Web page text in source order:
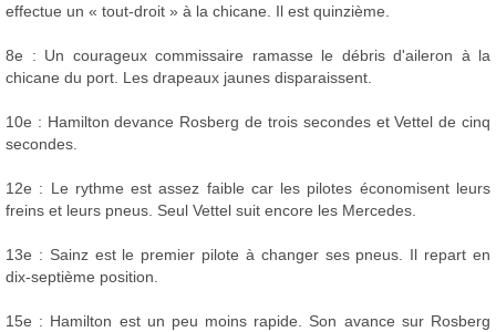
effectue un « tout-droit » à la chicane. Il est quinzième.
8e : Un courageux commissaire ramasse le débris d'aileron à la
chicane du port. Les drapeaux jaunes disparaissent.
10e : Hamilton devance Rosberg de trois secondes et Vettel de cinq
secondes.
12e : Le rythme est assez faible car les pilotes économisent leurs
freins et leurs pneus. Seul Vettel suit encore les Mercedes.
13e : Sainz est le premier pilote à changer ses pneus. Il repart en
dix-septième position.
15e : Hamilton est un peu moins rapide. Son avance sur Rosberg